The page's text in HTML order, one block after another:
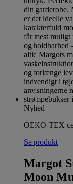
Nyhed
OEKO-TEX
Se produkt
Margot
Moon